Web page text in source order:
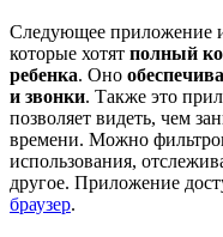
Следующее приложение
которые хотят полный
ребенка. Оно
и звонки. Также это
позволяет видеть, чем
времени. Можно
использования,
другое. Приложение
браузер.